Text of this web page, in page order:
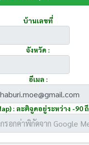
บ้านเลขที่
จังหวัด :
อีเมล :
: ละติจูดอยู่ระหว่าง -90